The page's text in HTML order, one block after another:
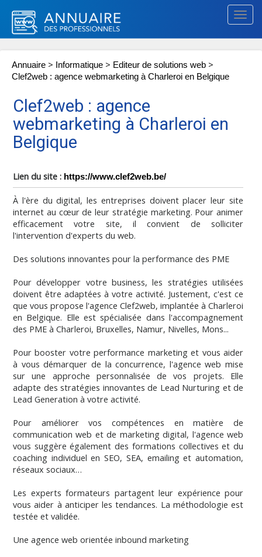
Annuaire > Informatique > Editeur de solutions web >
Clef2web : agence webmarketing à Charleroi en Belgique
Clef2web : agence
webmarketing à Charleroi en
Belgique
Lien du site : https://www.clef2web.be/
À l'ère du digital, les entreprises doivent placer leur site
internet au cœur de leur stratégie marketing. Pour animer
efficacement votre site, il convient de solliciter
l'intervention d'experts du web.
Des solutions innovantes pour la performance des PME
Pour développer votre business, les stratégies utilisées
doivent être adaptées à votre activité. Justement, c'est ce
que vous propose l'agence Clef2web, implantée à Charleroi
en Belgique. Elle est spécialisée dans l'accompagnement
des PME à Charleroi, Bruxelles, Namur, Nivelles, Mons...
Pour booster votre performance marketing et vous aider
à vous démarquer de la concurrence, l'agence web mise
sur une approche personnalisée de vos projets. Elle
adapte des stratégies innovantes de Lead Nurturing et de
Lead Generation à votre activité.
Pour améliorer vos compétences en matière de
communication web et de marketing digital, l'agence web
vous suggère également des formations collectives et du
coaching individuel en SEO, SEA, emailing et automation,
réseaux sociaux…
Les experts formateurs partagent leur expérience pour
vous aider à anticiper les tendances. La méthodologie est
testée et validée.
Une agence web orientée inbound marketing